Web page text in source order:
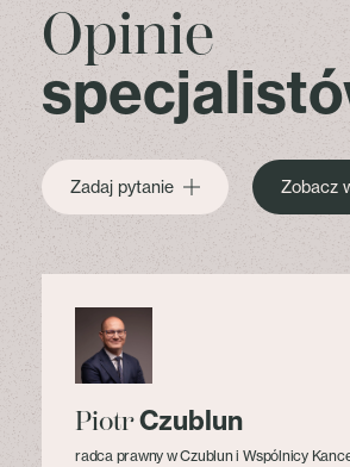
Opinie
Zadaj pytanie Zobacz
PiotrCzublun
radca prawny w Czublun i Wspólnicy